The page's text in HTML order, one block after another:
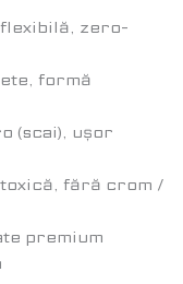
zero-
formă
(scai), ușor
fără crom /
premium